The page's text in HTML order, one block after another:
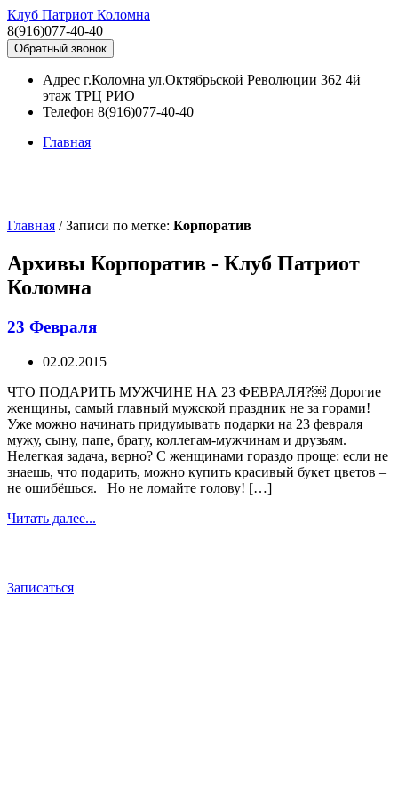
Клуб Патриот Коломна
8(916)077-40-40
Обратный звонок
Адрес г.Коломна ул.Октябрьской Революции 362 4й
этаж ТРЦ РИО
Телефон 8(916)077-40-40
Главная
Главная /Записи по метке: Корпоратив
Архивы Корпоратив - Клуб Патриот
Коломна
23 Февраля
02.02.2015
ЧТО ПОДАРИТЬ МУЖЧИНЕ НА 23 ФЕВРАЛЯ?￼ Дорогие
женщины, самый главный мужской праздник не за горами!
Уже можно начинать придумывать подарки на 23 февраля
мужу, сыну, папе, брату, коллегам-мужчинам и друзьям.
Нелегкая задача, верно? С женщинами гораздо проще: если не
знаешь, что подарить, можно купить красивый букет цветов –
не ошибёшься. Но не ломайте голову! […]
Читать далее...
Записаться